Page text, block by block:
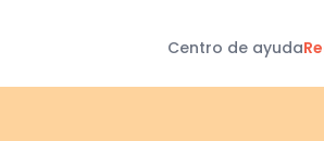
Centro de ayuda